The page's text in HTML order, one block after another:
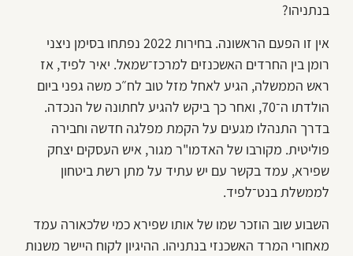
בנתניהו?
אין זו הפעם הראשונה. בחירות 2022 נפתחו בסימן ניצני
רומן בין החרדים האשכנזים למרכז־שמאל. יאיר לפיד, אז
ראש הממשלה, הגיע לאחל מזל טוב לח״כ משה גפני ביום
הולדתו ה־70, ואחר כך ביקש להגיע לחתונה של הנכדה.
בדרך התנהלו מגעים על הקמת מפלגה חדשה וחבירה
פוליטית. מקורבו של האדמו"ר מגור, איש העסקים יצחק
שפירא, עמד בקשר עם יש עתיד על מתן רשת ביטחון
לממשלת בנט־לפיד.
השבוע שוב הוזכר שמו של אותו שפירא כמי שלכאורה עמד
מאחורי המרד האשכנזי בנתניהו. ההיגיון לקוח היישר משנות